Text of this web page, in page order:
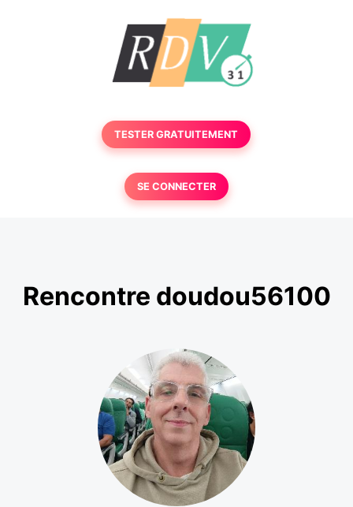
TESTER GRATUITEMENT
SE CONNECTER
Rencontre doudou56100